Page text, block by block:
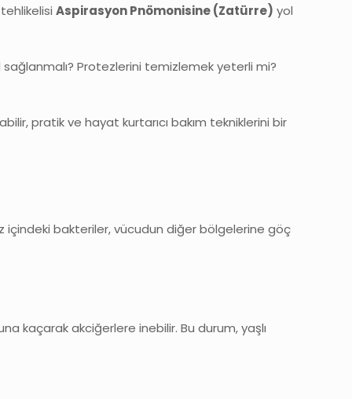
tehlikelisiAspirasyon Pnömonisine (Zatürre) yol
sağlanmalı? Protezlerini temizlemek yeterli mi?
pratik ve hayat kurtarıcı bakım tekniklerini bir
içindeki bakteriler, vücudun diğer bölgelerine göç
kaçarak akciğerlere inebilir. Bu durum, yaşlı